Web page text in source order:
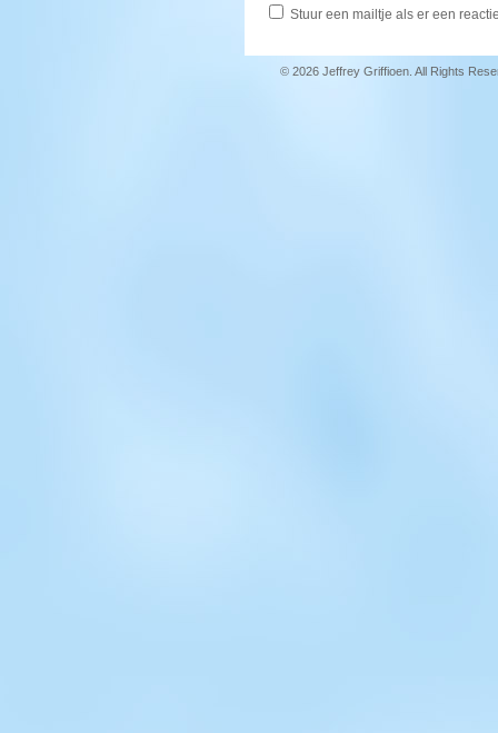
Stuur een mailtje als er een
© 2026 Jeffrey Griffioen. All Rights